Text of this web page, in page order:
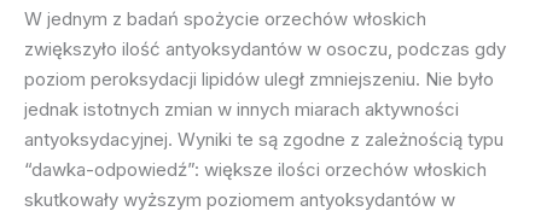
W jednym z badań spożycie orzechów włoskich
zwiększyło ilość antyoksydantów w osoczu, podczas gdy
poziom peroksydacji lipidów uległ zmniejszeniu. Nie było
jednak istotnych zmian w innych miarach aktywności
antyoksydacyjnej. Wyniki te są zgodne z zależnością typu
“dawka-odpowiedź”: większe ilości orzechów włoskich
skutkowały wyższym poziomem antyoksydantów w